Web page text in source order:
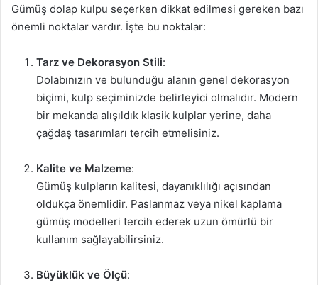
Gümüş dolap kulpu seçerken dikkat edilmesi gereken bazı
önemli noktalar vardır. İşte bu noktalar:
Tarz ve Dekorasyon Stili:
Dolabınızın ve bulunduğu alanın genel dekorasyon
biçimi, kulp seçiminizde belirleyici olmalıdır. Modern
bir mekanda alışıldık klasik kulplar yerine, daha
çağdaş tasarımları tercih etmelisiniz.
Kalite ve Malzeme:
Gümüş kulpların kalitesi, dayanıklılığı açısından
oldukça önemlidir. Paslanmaz veya nikel kaplama
gümüş modelleri tercih ederek uzun ömürlü bir
kullanım sağlayabilirsiniz.
Büyüklük ve Ölçü: